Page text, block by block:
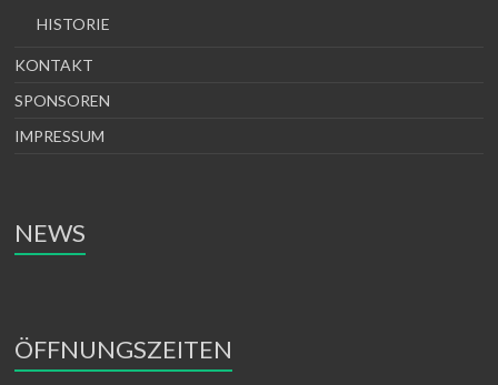
HISTORIE
KONTAKT
SPONSOREN
IMPRESSUM
NEWS
ÖFFNUNGSZEITEN